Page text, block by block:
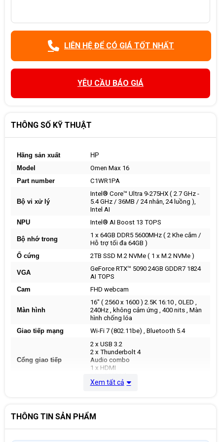
LIÊN HỆ ĐỂ CÓ GIÁ TỐT NHẤT
YÊU CẦU BÁO GIÁ
THÔNG SỐ KỸ THUẬT
Hãng sản xuất
HP
Model
Omen Max 16
Part number
C1WR1PA
Bộ vi xử lý
Intel® Core™ Ultra 9-275HX ( 2.7 GHz -
5.4 GHz / 36MB / 24 nhân, 24 luồng ),
Intel AI
NPU
Intel® AI Boost 13 TOPS
Bộ nhớ trong
1 x 64GB DDR5 5600MHz ( 2 Khe cắm /
Hỗ trợ tối đa 64GB )
Ổ cứng
2TB SSD M.2 NVMe ( 1 x M.2 NVMe )
VGA
GeForce RTX™ 5090 24GB GDDR7 1824
AI TOPS
Cam
FHD webcam
Màn hình
16" ( 2560 x 1600 ) 2.5K 16:10 , OLED ,
240Hz , không cảm ứng , 400 nits , Màn
hình chống lóa
Giao tiếp mạng
Wi-Fi 7 (802.11be) , Bluetooth 5.4
Cổng giao tiếp
2 x USB 3.2
2 x Thunderbolt 4
Audio combo
1 x HDMI
Bàn phím
Bàn phím gaming RGB Per-Key với phím
Kích thước
Xem tất cả
THÔNG TIN SẢN PHẨM